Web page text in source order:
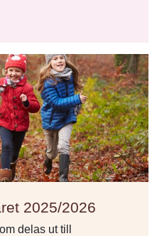
2025/2026
delas ut till